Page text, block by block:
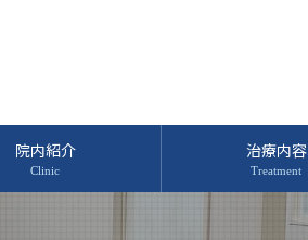
院内紹介 治療内容